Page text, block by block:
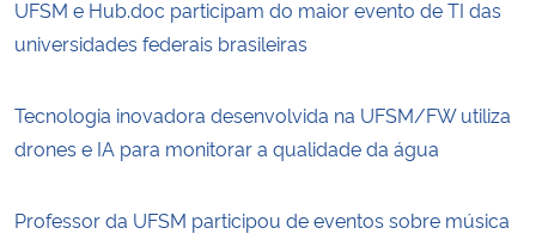
UFSM e Hub.doc participam do maior evento de TI das
universidades federais brasileiras
Tecnologia inovadora desenvolvida na UFSM/FW utiliza
drones e IA para monitorar a qualidade da água
Professor da UFSM participou de eventos sobre música